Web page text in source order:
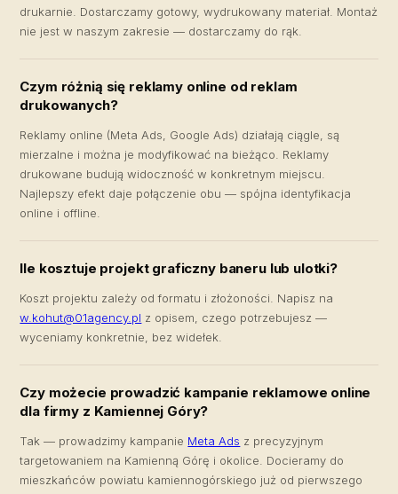
drukarnie. Dostarczamy gotowy, wydrukowany materiał. Montaż
nie jest w naszym zakresie — dostarczamy do rąk.
Czym różnią się reklamy online od reklam
drukowanych?
Reklamy online (Meta Ads, Google Ads) działają ciągle, są
mierzalne i można je modyfikować na bieżąco. Reklamy
drukowane budują widoczność w konkretnym miejscu.
Najlepszy efekt daje połączenie obu — spójna identyfikacja
online i offline.
Ile kosztuje projekt graficzny baneru lub ulotki?
Koszt projektu zależy od formatu i złożoności. Napisz na
w.kohut@01agency.pl z opisem, czego potrzebujesz —
wyceniamy konkretnie, bez widełek.
Czy możecie prowadzić kampanie reklamowe online
dla firmy z Kamiennej Góry?
Tak — prowadzimy kampanie Meta Ads z precyzyjnym
targetowaniem na Kamienną Górę i okolice. Docieramy do
mieszkańców powiatu kamiennogórskiego już od pierwszego